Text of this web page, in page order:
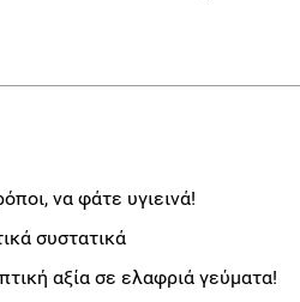
να φάτε υγιεινά!
συστατικά
αξία σε ελαφριά γεύματα!